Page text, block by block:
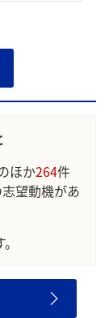
ほか264件
望動機があ